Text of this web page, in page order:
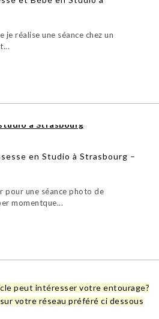
je réalise une séance chez un
en Studio à Strasbourg –
pour une séance photo de
momentque...
peut intéresser votre entourage?
votre réseau préféré ci dessous